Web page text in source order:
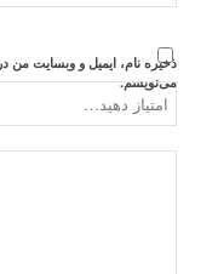
ذخیره نام، ایمیل و وبسایت من
می‌نویسم.